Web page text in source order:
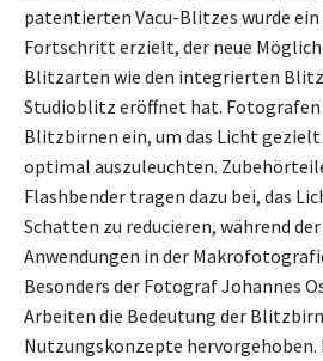
patentierten Vacu-Blitzes wurde
Fortschritt erzielt, der neue
Blitzarten wie den integrierten
Studioblitz eröffnet hat. Fotografen
Blitzbirnen ein, um das Licht gezielt
optimal auszuleuchten.
Flashbender tragen dazu bei, das
Schatten zu reducieren, während
Anwendungen in der
Besonders der Fotograf Johannes
Arbeiten die Bedeutung der
Nutzungskonzepte hervorgehoben.